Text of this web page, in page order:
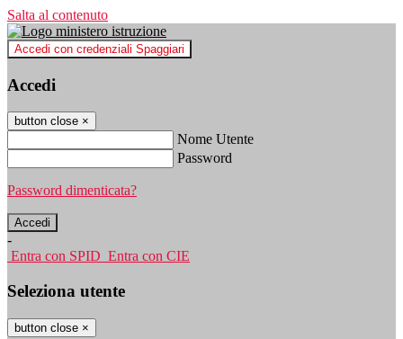
Salta al contenuto
Accedi con credenziali Spaggiari
Accedi
button close ×
Nome Utente
Password
Password dimenticata?
-
Entra con SPID Entra con CIE
Seleziona utente
button close ×